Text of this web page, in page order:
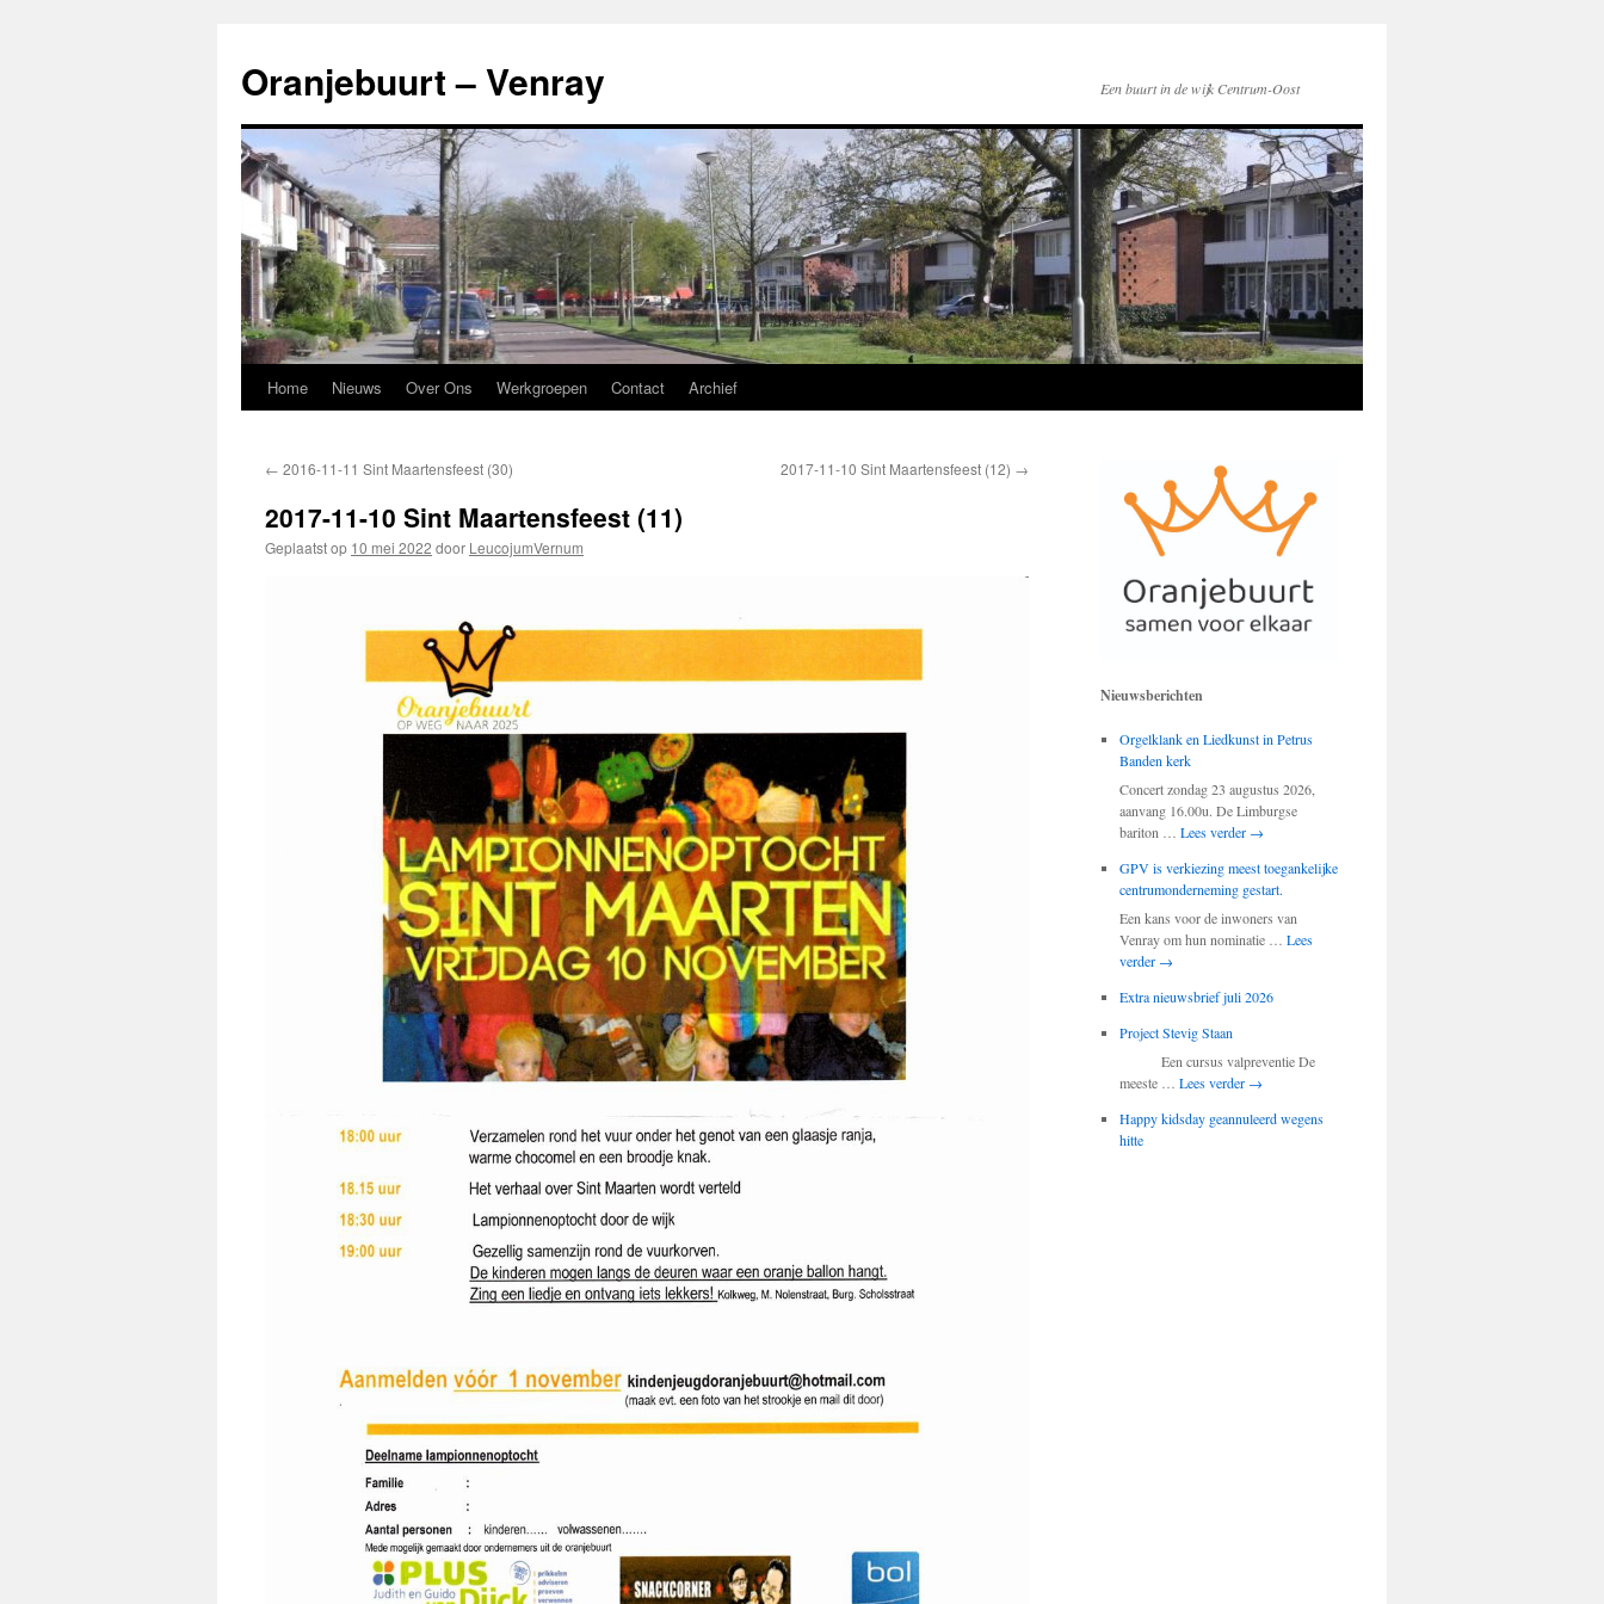
de
inhoud
Oranjebuurt – Venray Een buurt in de wijk Centrum-Oost
Home Nieuws Over Ons Werkgroepen Contact Archief
← 2016-11-11 Sint Maartensfeest (30) 2017-11-10 Sint Maartensfeest (12) →
2017-11-10 Sint Maartensfeest (11)
Geplaatst op 10 mei 2022 door LeucojumVernum
Nieuwsberichten
Orgelklank en Liedkunst in Petrus
Banden kerk
Concert zondag 23 augustus 2026,
aanvang 16.00u. De Limburgse
bariton … Lees verder →
GPV is verkiezing meest toegankelijke
centrumonderneming gestart.
Een kans voor de inwoners van
Venray om hun nominatie … Lees
verder →
Extra nieuwsbrief juli 2026
Project Stevig Staan
Een cursus valpreventie De
meeste … Lees verder →
Happy kidsday geannuleerd wegens
hitte